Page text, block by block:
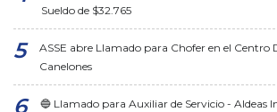
Sueldo de $32.765
ASSE abre Llamado para Chofer en el Centro
Canelones
🔵 Llamado para Auxiliar de Servicio - Aldeas